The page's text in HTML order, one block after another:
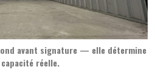
avant signature — elle détermine
réelle.